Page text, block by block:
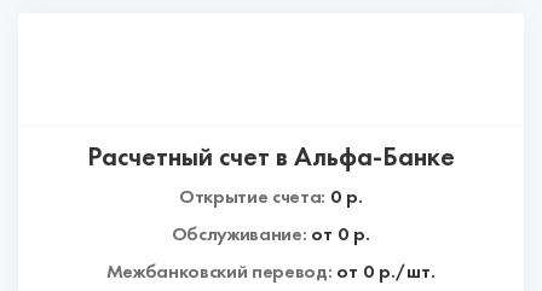
Расчетный счет в Альфа-Банке
Открытие счета: 0 р.
Обслуживание: от 0 р.
Межбанковский перевод: от 0 р./шт.